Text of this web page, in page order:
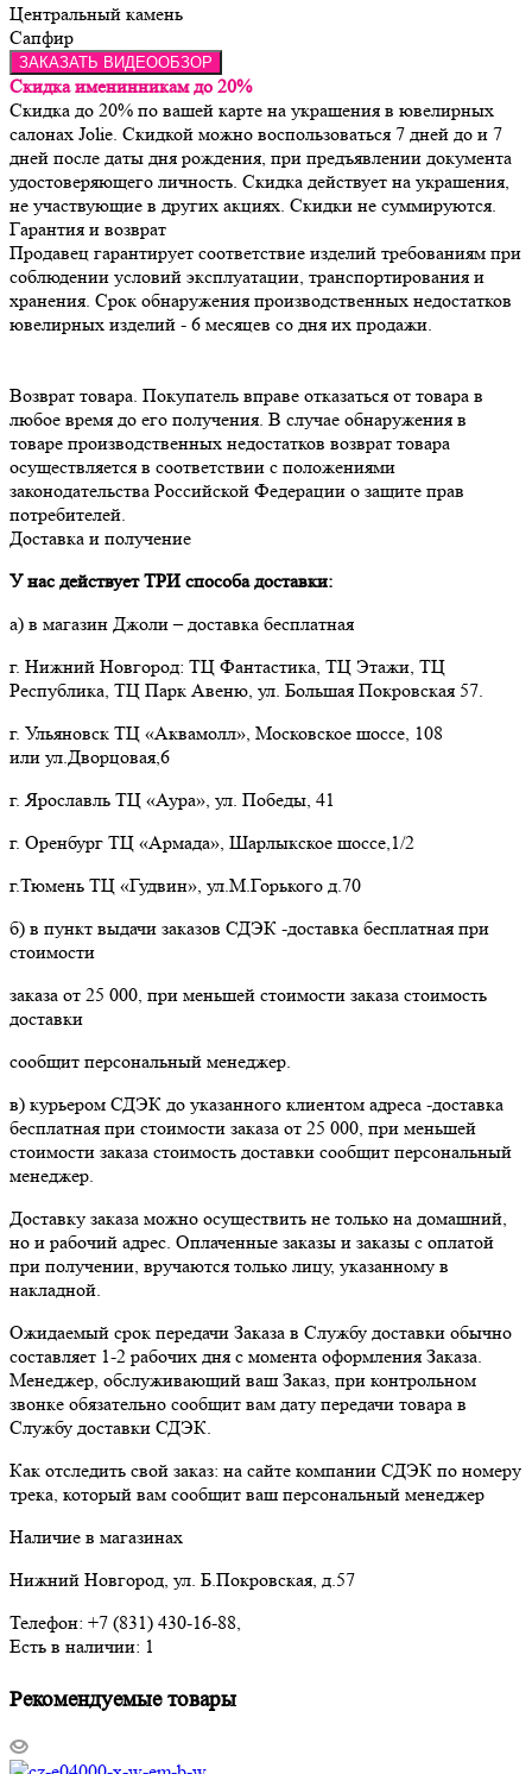
Центральный камень
Сапфир
ЗАКАЗАТЬ ВИДЕООБЗОР
Скидка именинникам до 20%
Скидка до 20% по вашей карте на украшения в ювелирных
салонах Jolie. Скидкой можно воспользоваться 7 дней до и 7
дней после даты дня рождения, при предъявлении документа
удостоверяющего личность. Скидка действует на украшения,
не участвующие в других акциях. Скидки не суммируются.
Гарантия и возврат
Продавец гарантирует соответствие изделий требованиям при
соблюдении условий эксплуатации, транспортирования и
хранения. Срок обнаружения производственных недостатков
Возврат товара. Покупатель вправе отказаться от товара в
любое время до его получения. В случае обнаружения в
товаре производственных недостатков возврат товара
осуществляется в соответствии с положениями
законодательства Российской Федерации о защите прав
потребителей.
Доставка и получение
У нас действует ТРИ способа доставки:
а) в магазин Джоли – доставка бесплатная
г. Нижний Новгород: ТЦ Фантастика, ТЦ Этажи, ТЦ
Республика, ТЦ Парк Авеню, ул. Большая Покровская 57.
г. Ульяновск ТЦ «Аквамолл», Московское шоссе, 108
или ул.Дворцовая,6
г. Ярославль ТЦ «Аура», ул. Победы, 41
г. Оренбург ТЦ «Армада», Шарлыкское шоссе,1/2
г.Тюмень ТЦ «Гудвин», ул.М.Горького д.70
б) в пункт выдачи заказов СДЭК -доставка бесплатная при
стоимости
заказа от 25 000, при меньшей стоимости заказа стоимость
доставки
сообщит персональный менеджер.
в) курьером СДЭК до указанного клиентом адреса -доставка
бесплатная при стоимости заказа от 25 000, при меньшей
стоимости заказа стоимость доставки сообщит персональный
менеджер.
Доставку заказа можно осуществить не только на домашний,
но и рабочий адрес. Оплаченные заказы и заказы с оплатой
при получении, вручаются только лицу, указанному в
накладной.
Ожидаемый срок передачи Заказа в Службу доставки обычно
составляет 1-2 рабочих дня с момента оформления Заказа.
Менеджер, обслуживающий ваш Заказ, при контрольном
звонке обязательно сообщит вам дату передачи товара в
Службу доставки СДЭК.
Как отследить свой заказ: на сайте компании СДЭК по номеру
трека, который вам сообщит ваш персональный менеджер
Наличие в магазинах
Нижний Новгород, ул. Б.Покровская, д.57
Телефон: +7 (831) 430-16-88,
Есть в наличии: 1
Рекомендуемые товары